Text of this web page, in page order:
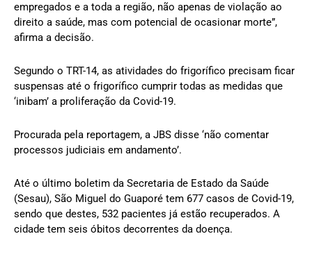
empregados e a toda a região, não apenas de violação ao
direito a saúde, mas com potencial de ocasionar morte”,
afirma a decisão.
Segundo o TRT-14, as atividades do frigorífico precisam ficar
suspensas até o frigorífico cumprir todas as medidas que
‘inibam’ a proliferação da Covid-19.
Procurada pela reportagem, a JBS disse ‘não comentar
processos judiciais em andamento’.
Até o último boletim da Secretaria de Estado da Saúde
(Sesau), São Miguel do Guaporé tem 677 casos de Covid-19,
sendo que destes, 532 pacientes já estão recuperados. A
cidade tem seis óbitos decorrentes da doença.